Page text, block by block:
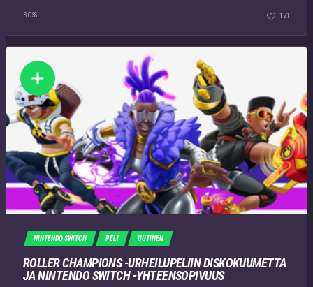
BOSS 121
NINTENDO SWITCH PELI UUTINEN
ROLLER CHAMPIONS -URHEILUPELIIN DISKOKUUMETTA
JA NINTENDO SWITCH -YHTEENSOPIVUUS